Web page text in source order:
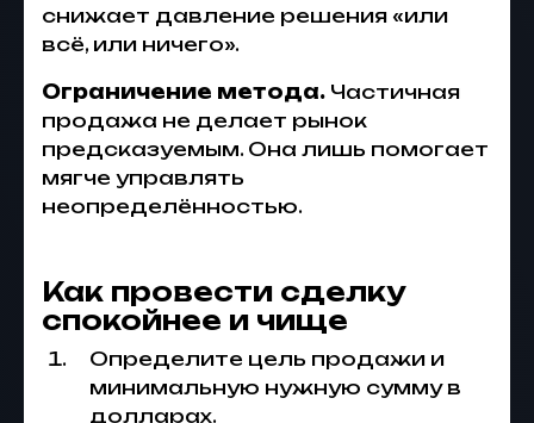
снижает давление решения «или
всё, или ничего».
Ограничение метода. Частичная
продажа не делает рынок
предсказуемым. Она лишь помогает
мягче управлять
неопределённостью.
Как провести сделку
спокойнее и чище
Определите цель продажи и
минимальную нужную сумму в
долларах.